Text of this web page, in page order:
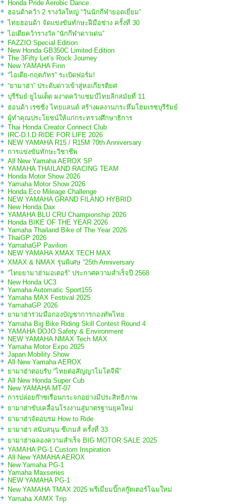
Honda Pride Aerobic Dance
ฮอนด้าคว้า 2 รางวัลใหญ่ “วันนักกีฬายอดเยี่ยม”
ไทยฮอนด้า จัดแข่งขันทักษะฝีมือช่าง ครั้งที่ 30
ไอเดียคว้ารางวัล “นักกีฬาดาวเด่น”
FAZZIO Special Edition
New Honda GB350C Limited Edition
The 3Fifty Let’s Rock Journey
New YAMAHA Finn
“ไอเดีย-กฤตภัทร” ระเบิดฟอร์ม!
“ยามาฮ่า” ประดับดาวเข้าสู่หอเกียรติยศ
บุรีรัมย์ ยูไนเต็ด ผงาดคว้าแชมป์ไทยลีกสมัยที่ 11
ฮอนด้า เรซซิ่ง ไทยแลนด์ สร้างผลงานกระหึ่มโฮมเรซบุรีรัมย์
ผู้ทำคุณประโยชน์ให้แก่กระทรวงศึกษาธิการ
Thai Honda Creator Connect Club
IRC-D.I.D RIDE FOR LIFE 2026
NEW YAMAHA R15 / R15M 70th Anniversary
การแข่งขันทักษะวิชาชีพ
All New Yamaha AEROX SP
YAMAHA THAILAND RACING TEAM
Honda Motor Show 2026
Yamaha Motor Show 2026
Honda Eco Mileage Challenge
NEW YAMAHA GRAND FILANO HYBRID
New Honda Dax
YAMAHA BLU CRU Championship 2026
Honda BIKE OF THE YEAR 2026
Yamaha Thailand Bike of The Year 2026
ThaiGP 2026
YamahaGP Pavilion
NEW YAMAHA XMAX TECH MAX
XMAX & NMAX รุ่นพิเศษ “25th Anniversary
“ไทยยามาฮ่ามอเตอร์” ประกาศความสำเร็จปี 2568
New Honda UC3
Yamaha Automatic Sport155
Yamaha MAX Festival 2025
YamahaGP 2026
ยามาฮ่าร่วมมือกองบัญชาการกองทัพไทย
Yamaha Big Bike Riding Skill Contest Round 4
YAMAHA DOJO Safety & Environment
NEW YAMAHA NMAX Tech MAX
Yamaha Motor Expo 2025
Japan Mobility Show
All New Yamaha AEROX
ยามาฮ่าตอบรับ “ไทยต่อสัญญาโมโตจีพี”
All New Honda Super Cub
New YAMAHA MT-07
การปล่อยก๊าซเรือนกระจกอย่างมีประสิทธิภาพ
ยามาฮ่าขับเคลื่อนโรงงานสู่มาตรฐานยุคใหม่
ยามาฮ่าจัดอบรม How to Ride
ยามาฮ่า สนับสนุน ซีเกมส์ ครั้งที่ 33
ยามาฮ่าฉลองความสำเร็จ BIG MOTOR SALE 2025
YAMAHA PG-1 Custom Inspiration
All New YAMAHA AEROX
New Yamaha PG-1
Yamaha Maxseries
NEW YAMAHA PG-1
New YAMAHA TMAX 2025 พรีเมี่ยมบิ๊กสกู๊ตเตอร์โฉมใหม่
Yamaha XAMX Trip